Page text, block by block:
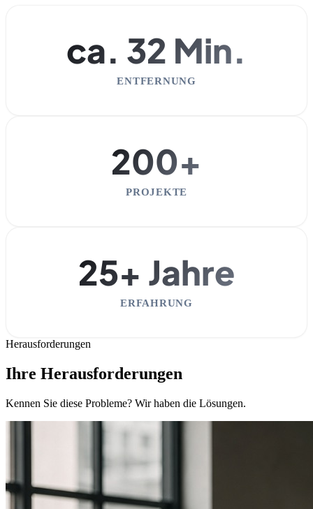
ca. 32 Min.
ENTFERNUNG
200+
PROJEKTE
25+ Jahre
ERFAHRUNG
Herausforderungen
Ihre Herausforderungen
Kennen Sie diese Probleme? Wir haben die Lösungen.